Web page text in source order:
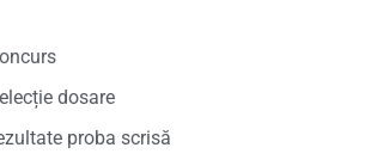
dosare
proba scrisă